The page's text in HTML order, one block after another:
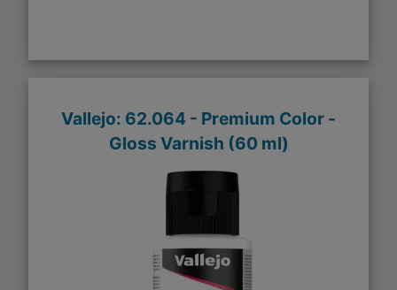
Vallejo: 62.064 - Premium Color -
Gloss Varnish (60 ml)